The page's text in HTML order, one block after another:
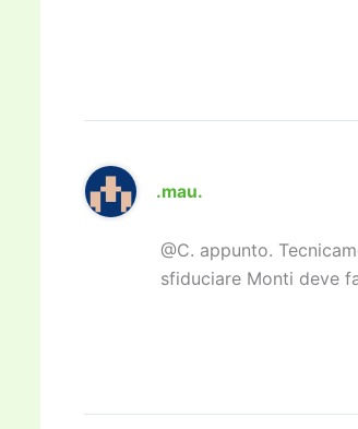
.mau.
@C. appunto.
sfiduciare Monti deve